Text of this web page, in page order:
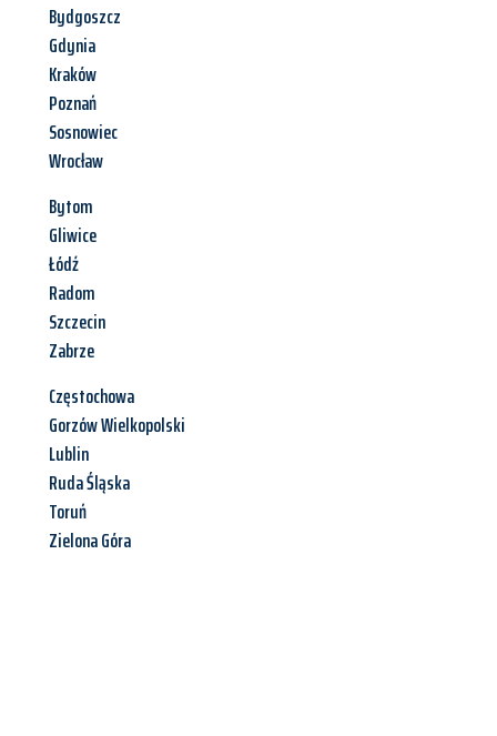
Bydgoszcz
Gdynia
Kraków
Poznań
Sosnowiec
Wrocław
Bytom
Gliwice
Łódź
Radom
Szczecin
Zabrze
Częstochowa
Gorzów Wielkopolski
Lublin
Ruda Śląska
Toruń
Zielona Góra